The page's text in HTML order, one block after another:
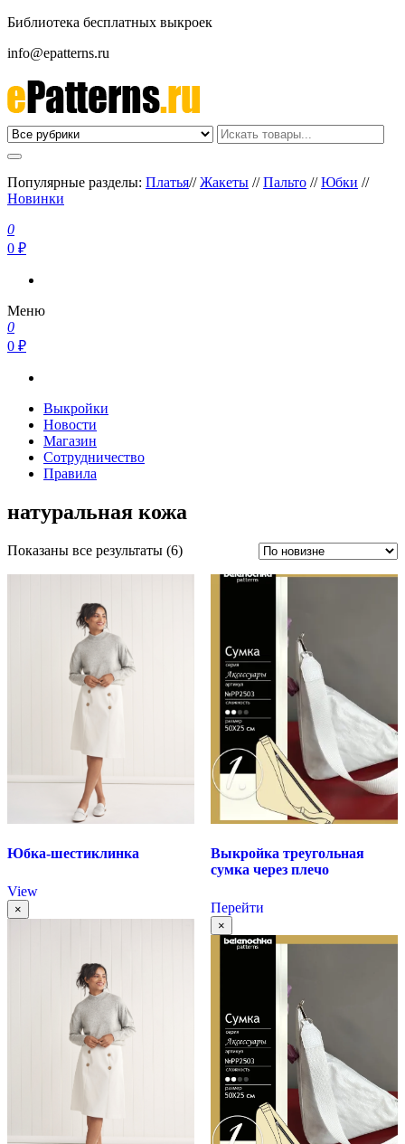
Библиотека бесплатных выкроек
info@epatterns.ru
Бесплатные выкройки скачать
Бесплатные выкройки
Популярные разделы: Платья//Жакеты //Пальто //Юбки //
Новинки
0
0 ₽
Меню
0
0 ₽
Выкройки
Новости
Магазин
Сотрудничество
Правила
натуральная кожа
Показаны все результаты (6)Сортировка:
недавние
Юбка-шестиклинка
View
×
Выкройка треугольная
сумка через плечо
Перейти
×